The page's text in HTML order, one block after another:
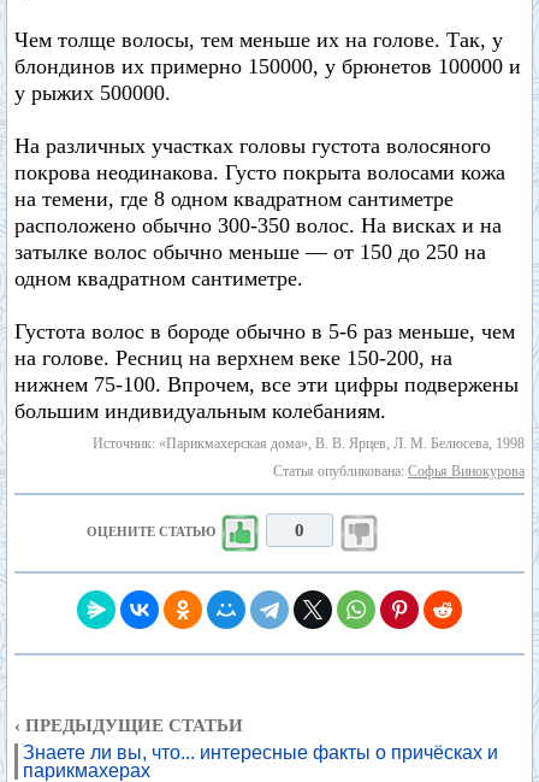
Чем толще волосы, тем меньше их на голове. Так, у
блондинов их примерно 150000, у брюнетов 100000 и
у рыжих 500000.
На различных участках головы густота волосяного
покрова неодинакова. Густо покрыта волосами кожа
на темени, где 8 одном квадратном сантиметре
расположено обычно 300-350 волос. На висках и на
затылке волос обычно меньше — от 150 до 250 на
одном квадратном сантиметре.
Густота волос в бороде обычно в 5-6 раз меньше, чем
на голове. Ресниц на верхнем веке 150-200, на
нижнем 75-100. Впрочем, все эти цифры подвержены
большим индивидуальным колебаниям.
Источник: «Парикмахерская дома», В. В. Ярцев, Л. М. Белюсева, 1998
Статья опубликована: Софья Винокурова
ОЦЕНИТЕ СТАТЬЮ 0
‹ ПРЕДЫДУЩИЕ СТАТЬИ
Знаете ли вы, что... интересные факты о причёсках и
парикмахерах